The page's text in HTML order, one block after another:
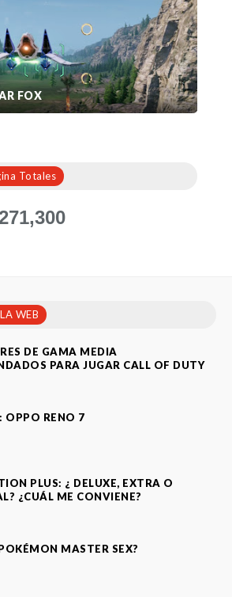
FOX
Totales
WEB
DE GAMA MEDIA
PARA JUGAR CALL OF DUTY
OPPO RENO 7
PLUS: ¿ DELUXE, EXTRA O
¿CUÁL ME CONVIENE?
MASTER SEX?